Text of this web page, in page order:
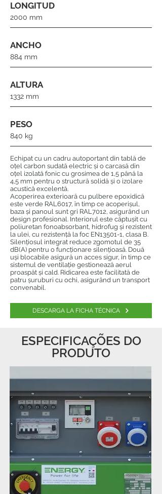
LONGITUD
2000 mm
ANCHO
884 mm
ALTURA
1332 mm
PESO
840 kg
Echipat cu un cadru autoportant din tablă de
oțel carbon sudată electric și o carcasă din
oțel izolată fonic cu grosimea de 1,5 până la
4,5 mm pentru o structură solidă și o izolare
acustică excelentă.
Acoperirea exterioară cu pulbere epoxidică
este verde RAL6017, în timp ce acoperișul,
baza și panoul sunt gri RAL7012, asigurând un
design profesional. Interiorul este căptușit cu
poliuretan fonoabsorbant, hidrofug și rezistent
la ulei, cu rezistență la foc EN13501-1, clasa B.
Silențiosul integrat reduce zgomotul de 35
dB(A) pentru o funcționare silențioasă. Două
uși blocabile asigură un acces sigur, în timp ce
sistemul de ventilație gestionează aerul
proaspăt și cald. Ridicarea este facilitată de
patru șuruburi cu ochi, asigurând un transport
convenabil.
DESCARGA LA FICHA TÉCNICA
ESPECIFICAÇÕES DO
PRODUTO